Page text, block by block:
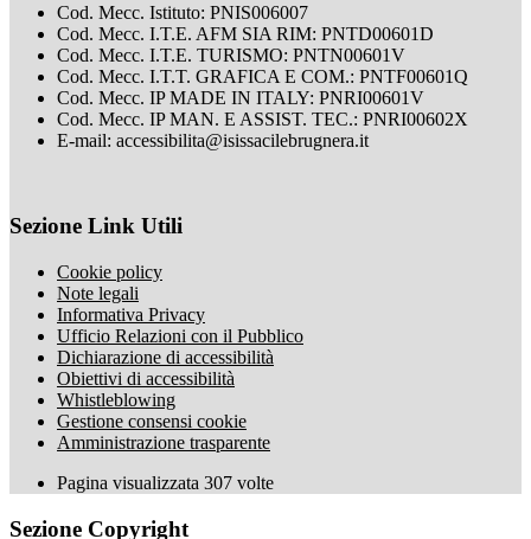
Cod. Mecc. Istituto: PNIS006007
Cod. Mecc. I.T.E. AFM SIA RIM: PNTD00601D
Cod. Mecc. I.T.E. TURISMO: PNTN00601V
Cod. Mecc. I.T.T. GRAFICA E COM.: PNTF00601Q
Cod. Mecc. IP MADE IN ITALY: PNRI00601V
Cod. Mecc. IP MAN. E ASSIST. TEC.: PNRI00602X
E-mail: accessibilita@isissacilebrugnera.it
Sezione Link Utili
Cookie policy
Note legali
Informativa Privacy
Ufficio Relazioni con il Pubblico
Dichiarazione di accessibilità
Obiettivi di accessibilità
Whistleblowing
Gestione consensi cookie
Amministrazione trasparente
Pagina visualizzata 307 volte
Sezione Copyright